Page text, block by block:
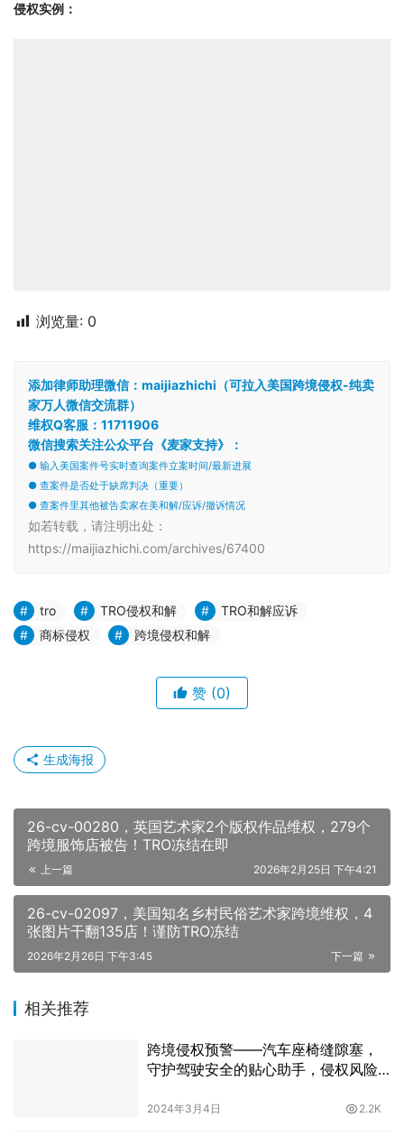
侵权实例：
浏览量: 0
添加律师助理微信：maijiazhichi（可拉入美国跨境侵权-纯卖
家万人微信交流群）
维权Q客服：11711906
微信搜索关注公众平台《麦家支持》：
● 输入美国案件号实时查询案件立案时间/最新进展
● 查案件是否处于缺席判决（重要）
● 查案件里其他被告卖家在美和解/应诉/撤诉情况
如若转载，请注明出处：
https://maijiazhichi.com/archives/67400
tro TRO侵权和解
TRO和解应诉
商标侵权
跨境侵权和解
赞 (0)
生成海报
26-cv-00280，英国艺术家2个版权作品维权，279个
跨境服饰店被告！TRO冻结在即
上一篇 2026年2月25日 下午4:21
26-cv-02097，美国知名乡村民俗艺术家跨境维权，4
张图片干翻135店！谨防TRO冻结
下一篇
2026年2月26日 下午3:45
相关推荐
跨境侵权预警——汽车座椅缝隙塞，
守护驾驶安全的贴心助手，侵权风险
2024年3月4日 2.2K